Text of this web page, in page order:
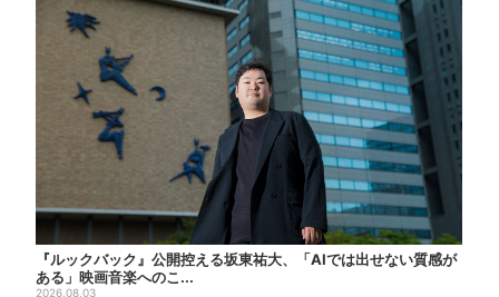
『ルックバック』公開控える坂東祐大、「AIでは出せない質感が
ある」映画音楽へのこ...
2026.08.03